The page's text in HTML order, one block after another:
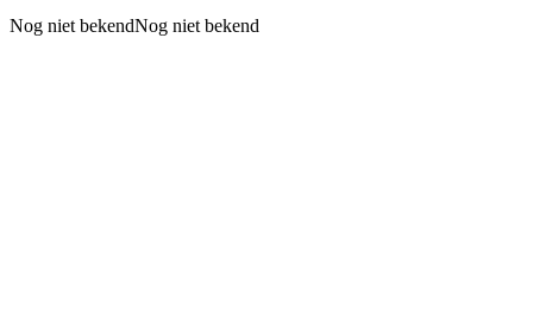
Nog niet bekendNog niet bekend